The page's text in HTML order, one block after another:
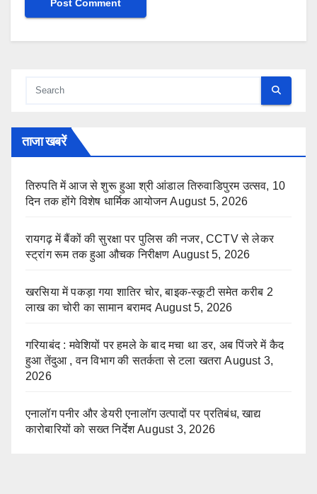
ताजा खबरें
तिरुपति में आज से शुरू हुआ श्री आंडाल तिरुवाडिपुरम उत्सव, 10
दिन तक होंगे विशेष धार्मिक आयोजन August 5, 2026
रायगढ़ में बैंकों की सुरक्षा पर पुलिस की नजर, CCTV से लेकर
स्ट्रांग रूम तक हुआ औचक निरीक्षण August 5, 2026
खरसिया में पकड़ा गया शातिर चोर, बाइक-स्कूटी समेत करीब 2
लाख का चोरी का सामान बरामद August 5, 2026
गरियाबंद : मवेशियों पर हमले के बाद मचा था डर, अब पिंजरे में कैद
हुआ तेंदुआ , वन विभाग की सतर्कता से टला खतरा August 3,
2026
एनालॉग पनीर और डेयरी एनालॉग उत्पादों पर प्रतिबंध, खाद्य
कारोबारियों को सख्त निर्देश August 3, 2026